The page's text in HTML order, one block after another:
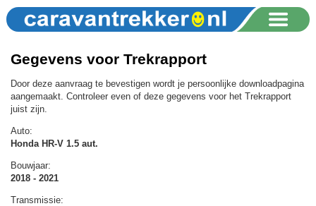
Gegevens voor Trekrapport
Door deze aanvraag te bevestigen wordt je persoonlijke downloadpagina
aangemaakt. Controleer even of deze gegevens voor het Trekrapport
juist zijn.
Auto:
Honda HR-V 1.5 aut.
Bouwjaar:
2018 - 2021
Transmissie: